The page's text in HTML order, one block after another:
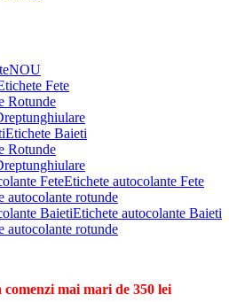
NOU
Fete
Rotunde
Etichete Baieti
Rotunde
Etichete autocolante Fete
autocolante rotunde
Etichete autocolante Baieti
autocolante rotunde
mai mari de 350 lei